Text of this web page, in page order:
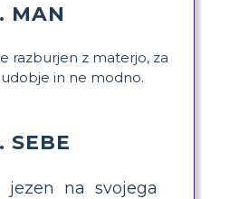
MAN
razburjen z materjo, za
in ne modno.
SEBE
jezen na svojega